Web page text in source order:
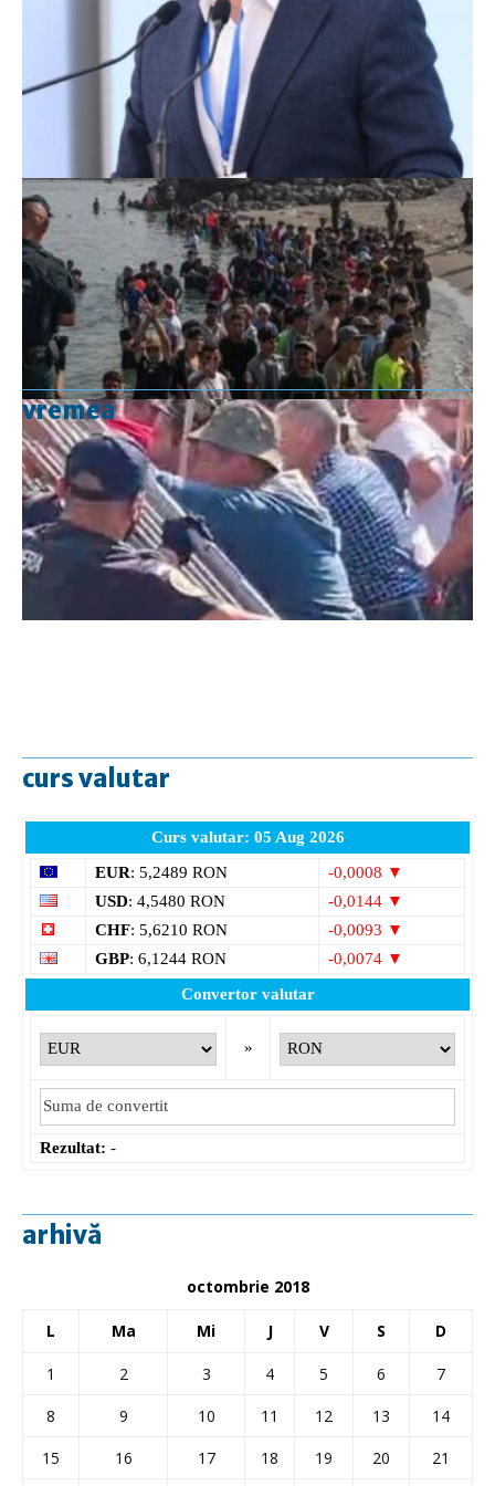
vremea
curs valutar
Curs valutar: 05 Aug 2026
EUR: 5,2489 RON
-0,0008 ▼
USD: 4,5480 RON
-0,0144 ▼
CHF: 5,6210 RON
-0,0093 ▼
GBP: 6,1244 RON
-0,0074 ▼
Convertor valutar
»
Rezultat: -
arhivă
octombrie 2018
L Ma Mi J V S D
1 2 3 4 5 6
7
8
9 10 11 12 13
14
15
16 17 18 19 20
21